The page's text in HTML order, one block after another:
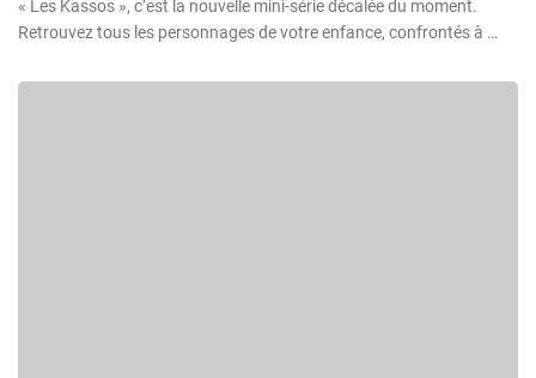
« Les Kassos », c’est la nouvelle mini-série décalée du moment.
Retrouvez tous les personnages de votre enfance, confrontés à …